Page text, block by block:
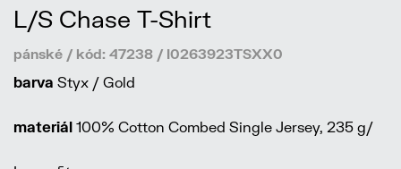
L/S Chase T-Shirt
pánské / kód: 47238 / I0263923TSXX0
barva Styx / Gold
materiál 100% Cotton Combed Single Jersey, 235 g/